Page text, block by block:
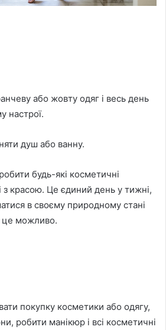
або жовту одяг і весь день
настрої.
душ або ванну.
будь-які косметичні
з красою. Це єдиний день у тижні,
в своєму природному стані
це можливо.
покупку косметики або одягу,
робити манікюр і всі косметичні